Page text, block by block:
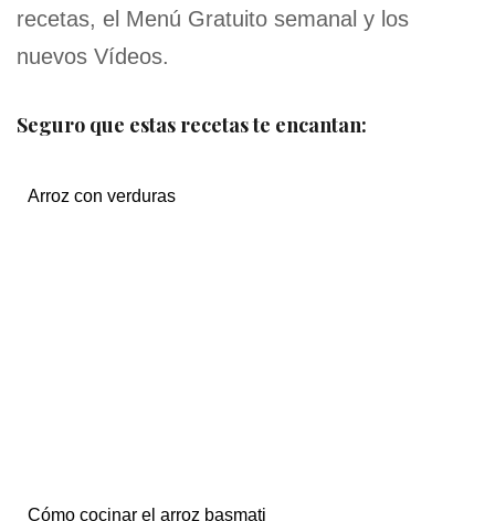
recetas, el Menú Gratuito semanal y los
nuevos Vídeos.
Seguro que estas recetas te encantan:
Arroz con verduras
Cómo cocinar el arroz basmati